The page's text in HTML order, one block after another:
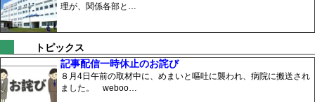
理が、関係各部と…
トピックス
記事配信一時休止のお詫び
８月4日午前の取材中に、めまいと嘔吐に襲われ、病院に搬送され
ました。 weboo…